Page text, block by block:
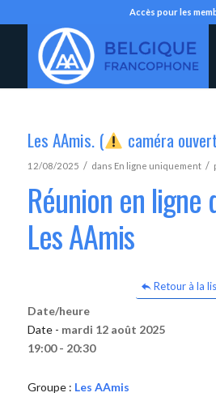
Accès pour les
Les AAmis. ( caméra
12/08/2025 / dans En ligne uniquement /
Réunion en ligne
Les AAmis
Retour à la
Date/heure
Date - mardi 12 août 2025
19:00 - 20:30
Groupe : Les AAmis